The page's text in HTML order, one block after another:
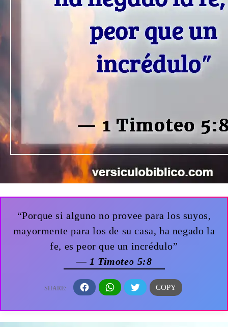
“Porque si alguno no provee para los suyos,
mayormente para los de su casa, ha negado la
fe, es peor que un incrédulo”
— 1 Timoteo 5:8